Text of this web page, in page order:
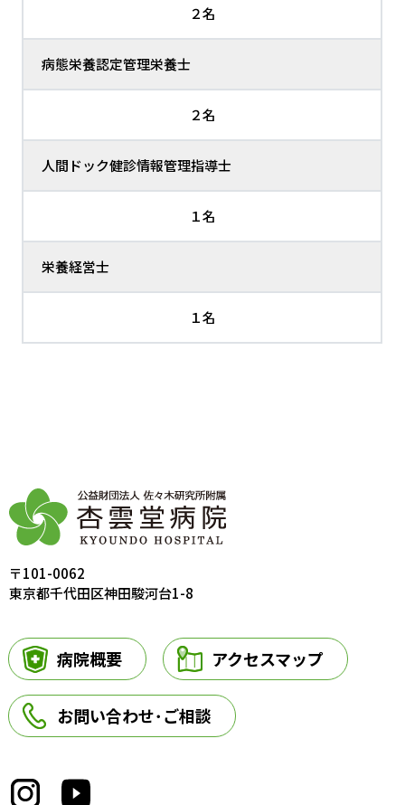
２名
病態栄養認定管理栄養士
２名
人間ドック健診情報管理指導士
１名
栄養経営士
１名
〒101-0062
東京都千代田区神田駿河台1-8
病院概要 アクセスマップ
お問い合わせ･ご相談